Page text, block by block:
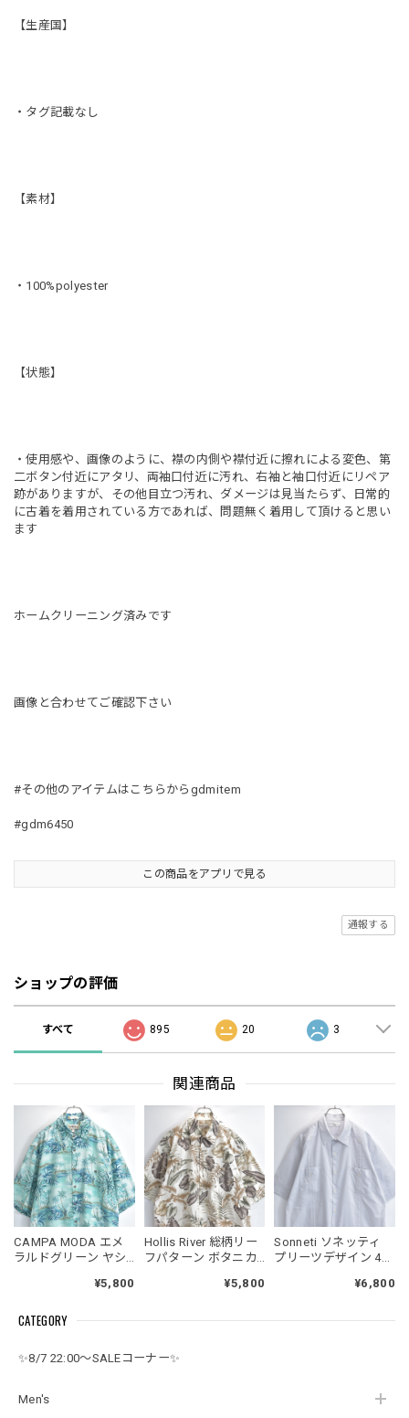
CATEGORY
✨8/7 22:00～SALEコーナー✨
Men's
【生産国】
・タグ記載なし
【素材】
・100%polyester
【状態】
・使用感や、画像のように、襟の内側や襟付近に擦れによる変色、第
二ボタン付近にアタリ、両袖口付近に汚れ、右袖と袖口付近にリペア
跡がありますが、その他目立つ汚れ、ダメージは見当たらず、日常的
に古着を着用されている方であれば、問題無く着用して頂けると思い
ます
ホームクリーニング済みです
画像と合わせてご確認下さい
#その他のアイテムはこちらからgdmitem
#gdm6450
この商品をアプリで見る
通報する
ショップの評価
すべて 895 20 3
関連商品
CAMPA MODA エメ
ラルドグリーン ヤシ
リゾート ハワイアン
USED ヴィンテージ
ズ XL相当
¥5,800
Hollis River 総柄リー
フパターン ボタニカ
ンシャツ 半袖シャツ
USED ヴィンテージ
ズ XL相当
¥5,800
Sonneti ソネッティ
プリーツデザイン 4ポ
ャツ ライトグレー シ
ンテージ ビンテージ
¥6,800